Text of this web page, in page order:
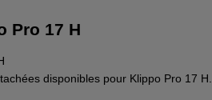
Pro 17 H
disponibles pour Klippo Pro 17 H.